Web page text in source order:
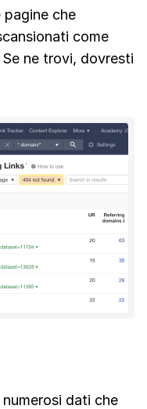
che
come
ne trovi, dovresti
dati che